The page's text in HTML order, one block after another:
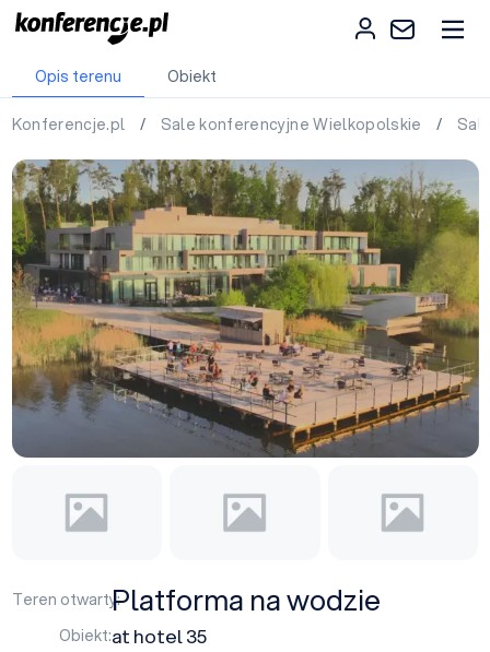
Opis terenu Obiekt
Konferencje.pl / Sale konferencyjne Wielkopolskie /
Teren otwarty:Platforma na wodzie
Obiekt:at hotel 35